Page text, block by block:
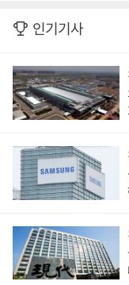
인기기사